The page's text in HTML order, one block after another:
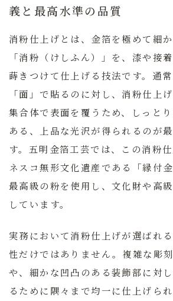
義と最高水準の品質
消粉仕上げとは、金箔を極めて細
「消粉（けしふん）」を、漆や接
蒔きつけて仕上げる技法です。通
「面」で貼るのに対し、消粉仕上
集合体で表面を覆うため、しっと
ある、上品な光沢が得られるのが
す。 五明金箔工芸では、この消粉
ネスコ無形文化遺産である「縁付
最高級の粉を使用し、文化財や高
しています。
実務において消粉仕上げが選ばれ
性だけではありません。複雑な彫
や、細かな凹凸のある装飾部に対
るために隅々まで均一に仕上げら